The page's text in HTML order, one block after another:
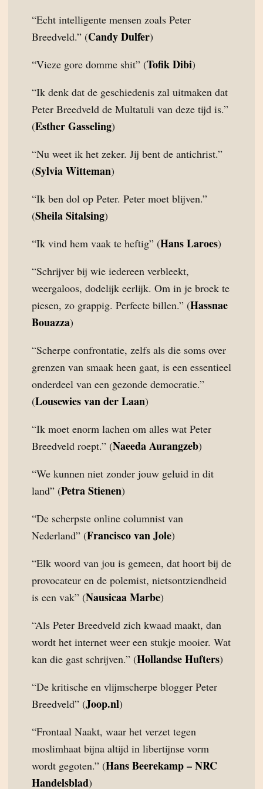
“Echt intelligente mensen zoals Peter
Breedveld.” (Candy Dulfer)
“Vieze gore domme shit” (Tofik Dibi)
“Ik denk dat de geschiedenis zal uitmaken dat
Peter Breedveld de Multatuli van deze tijd is.”
(Esther Gasseling)
“Nu weet ik het zeker. Jij bent de antichrist.”
(Sylvia Witteman)
“Ik ben dol op Peter. Peter moet blijven.”
(Sheila Sitalsing)
“Ik vind hem vaak te heftig” (Hans Laroes)
“Schrijver bij wie iedereen verbleekt,
weergaloos, dodelijk eerlijk. Om in je broek te
piesen, zo grappig. Perfecte billen.” (Hassnae
Bouazza)
“Scherpe confrontatie, zelfs als die soms over
grenzen van smaak heen gaat, is een essentieel
onderdeel van een gezonde democratie.”
(Lousewies van der Laan)
“Ik moet enorm lachen om alles wat Peter
Breedveld roept.” (Naeeda Aurangzeb)
“We kunnen niet zonder jouw geluid in dit
land” (Petra Stienen)
“De scherpste online columnist van
Nederland” (Francisco van Jole)
“Elk woord van jou is gemeen, dat hoort bij de
provocateur en de polemist, nietsontziendheid
is een vak” (Nausicaa Marbe)
“Als Peter Breedveld zich kwaad maakt, dan
wordt het internet weer een stukje mooier. Wat
kan die gast schrijven.” (Hollandse Hufters)
“De kritische en vlijmscherpe blogger Peter
Breedveld” (Joop.nl)
“Frontaal Naakt, waar het verzet tegen
moslimhaat bijna altijd in libertijnse vorm
wordt gegoten.” (Hans Beerekamp – NRC
Handelsblad)